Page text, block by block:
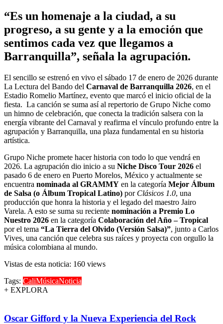
“Es un homenaje a la ciudad, a su
progreso, a su gente y a la emoción que
sentimos cada vez que llegamos a
Barranquilla”, señala la agrupación.
El sencillo se estrenó en vivo el sábado 17 de enero de 2026 durante
La Lectura del Bando del Carnaval de Barranquilla 2026, en el
Estadio Romelio Martínez, evento que marcó el inicio oficial de la
fiesta. La canción se suma así al repertorio de Grupo Niche como
un himno de celebración, que conecta la tradición salsera con la
energía vibrante del Carnaval y reafirma el vínculo profundo entre la
agrupación y Barranquilla, una plaza fundamental en su historia
artística.
Grupo Niche promete hacer historia con todo lo que vendrá en
2026. La agrupación dio inicio a su Niche Disco Tour 2026 el
pasado 6 de enero en Puerto Morelos, México y actualmente se
encuentra nominada al GRAMMY en la categoría Mejor Álbum
de Salsa (o Álbum Tropical Latino) por Clásicos 1.0, una
producción que honra la historia y el legado del maestro Jairo
Varela. A esto se suma su reciente nominación a Premio Lo
Nuestro 2026 en la categoría Colaboración del Año – Tropical
por el tema “La Tierra del Olvido (Versión Salsa)”, junto a Carlos
Vives, una canción que celebra sus raíces y proyecta con orgullo la
música colombiana al mundo.
Vistas de esta noticia: 160 views
Tags: CaliMúsicaNoticia
+ EXPLORA
Oscar Gifford y la Nueva Experiencia del Rock